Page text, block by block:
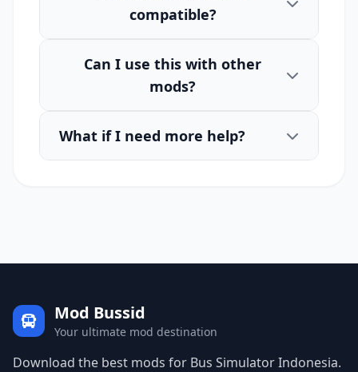
compatible?
Can I use this with other
mods?
What if I need more help?
Mod Bussid
Your ultimate mod destination
Download the best mods for Bus Simulator Indonesia.